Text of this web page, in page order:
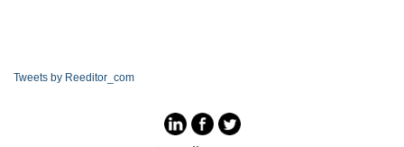
Tweets by Reeditor_com